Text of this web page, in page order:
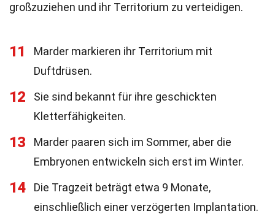
großzuziehen und ihr Territorium zu verteidigen.
11
Marder markieren ihr Territorium mit
Duftdrüsen.
12
Sie sind bekannt für ihre geschickten
Kletterfähigkeiten.
13
Marder paaren sich im Sommer, aber die
Embryonen entwickeln sich erst im Winter.
14
Die Tragzeit beträgt etwa 9 Monate,
einschließlich einer verzögerten Implantation.